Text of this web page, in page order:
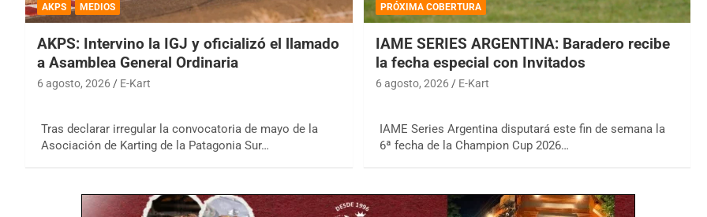
AKPS MEDIOS
AKPS: Intervino la IGJ y oficializó el llamado
a Asamblea General Ordinaria
6 agosto, 2026 E-Kart
Tras declarar irregular la convocatoria de mayo de la
Asociación de Karting de la Patagonia Sur…
PRÓXIMA COBERTURA
IAME SERIES ARGENTINA: Baradero recibe
la fecha especial con Invitados
6 agosto, 2026 E-Kart
IAME Series Argentina disputará este fin de semana la
6ª fecha de la Champion Cup 2026…